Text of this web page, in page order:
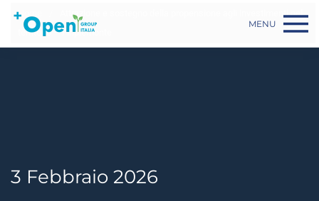
Skip to main content
MENU
Home
Attrazione e sostegno della propensione agli investimenti nel
territorio – Finpiemonte
3 Febbraio 2026